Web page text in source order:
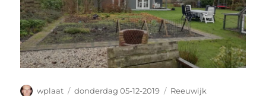
Auteur
wplaat
Geplaatst
donderdag 05-12-2019 Categorieën
Reeuwijk